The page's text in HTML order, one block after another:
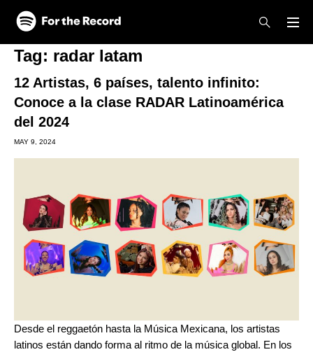
Skip to main content
Skip to footer
Tag: radar latam
12 Artistas, 6 países, talento infinito:
Conoce a la clase RADAR Latinoamérica
del 2024
MAY 9, 2024
Desde el reggaetón hasta la Música Mexicana, los artistas
latinos están dando forma al ritmo de la música global. En los